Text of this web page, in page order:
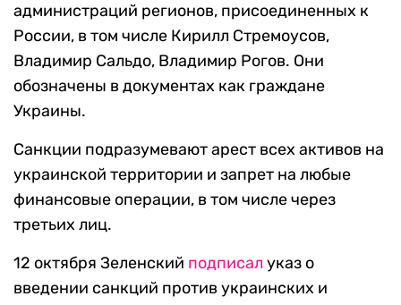
администраций регионов, присоединенных к
России, в том числе Кирилл Стремоусов,
Владимир Сальдо, Владимир Рогов. Они
обозначены в документах как граждане
Украины.
Санкции подразумевают арест всех активов на
украинской территории и запрет на любые
финансовые операции, в том числе через
третьих лиц.
12 октября Зеленский подписал указ о
введении санкций против украинских и